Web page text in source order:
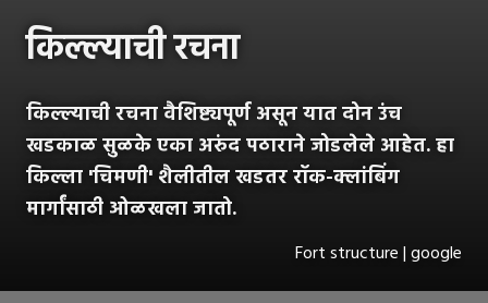
किल्ल्याची रचना
किल्ल्याची रचना वैशिष्ट्यपूर्ण असून यात दोन उंच
खडकाळ सुळके एका अरुंद पठाराने जोडलेले आहेत. हा
किल्ला 'चिमणी' शैलीतील खडतर रॉक-क्लांबिंग
मार्गांसाठी ओळखला जातो.
Fort structure | google